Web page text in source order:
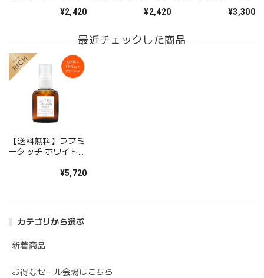
カテゴリから選ぶ
新着商品
お得なセール会場はこちら
¥2,420 ¥2,420 ¥3,300
最近チェックした商品
【送料無料】ラブミ
ータッチ ホワイトシ
ミンC＋エクトイン
30mL
¥5,720